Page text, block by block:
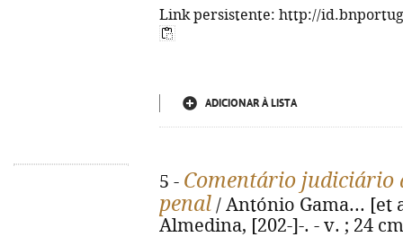
Link persistente: http://
ADICIONAR À LISTA
5 - Comentário judiciário
penal / António Gama... [et
Almedina, [202-]-. - v. ; 24